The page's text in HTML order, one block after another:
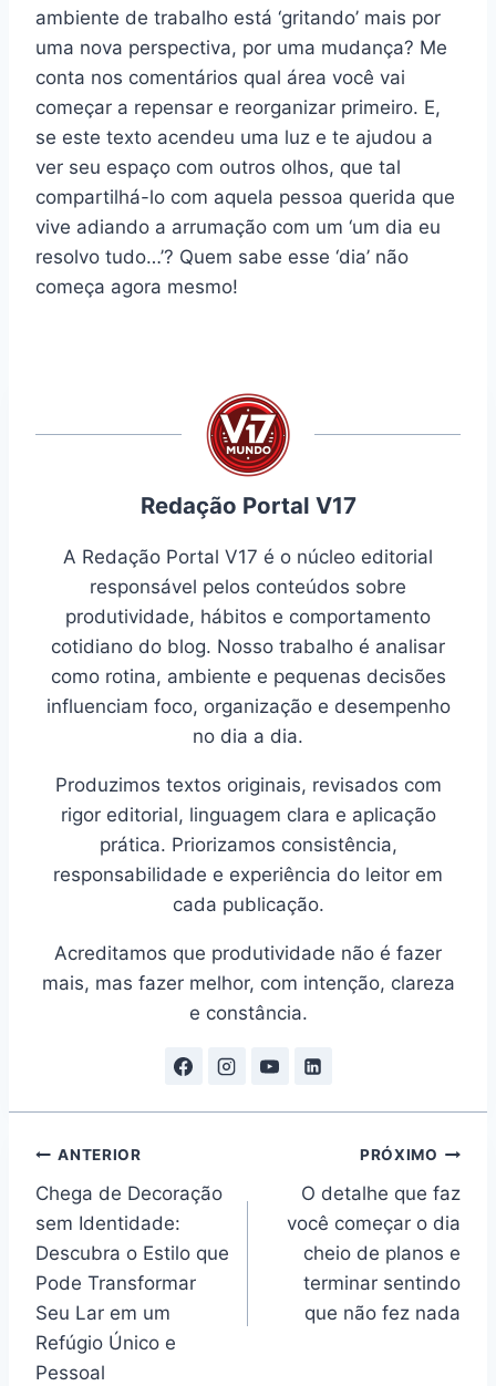
ambiente de trabalho está ‘gritando’ mais por
uma nova perspectiva, por uma mudança? Me
conta nos comentários qual área você vai
começar a repensar e reorganizar primeiro. E,
se este texto acendeu uma luz e te ajudou a
ver seu espaço com outros olhos, que tal
compartilhá-lo com aquela pessoa querida que
vive adiando a arrumação com um ‘um dia eu
resolvo tudo…’? Quem sabe esse ‘dia’ não
começa agora mesmo!
Redação Portal V17
A Redação Portal V17 é o núcleo editorial
responsável pelos conteúdos sobre
produtividade, hábitos e comportamento
cotidiano do blog. Nosso trabalho é analisar
como rotina, ambiente e pequenas decisões
influenciam foco, organização e desempenho
no dia a dia.
Produzimos textos originais, revisados com
rigor editorial, linguagem clara e aplicação
prática. Priorizamos consistência,
responsabilidade e experiência do leitor em
cada publicação.
Acreditamos que produtividade não é fazer
mais, mas fazer melhor, com intenção, clareza
e constância.
Navegação
de
Post
ANTERIOR
Chega de Decoração
sem Identidade:
Descubra o Estilo que
Pode Transformar
Seu Lar em um
Refúgio Único e
Pessoal
PRÓXIMO
O detalhe que faz
você começar o dia
cheio de planos e
terminar sentindo
que não fez nada